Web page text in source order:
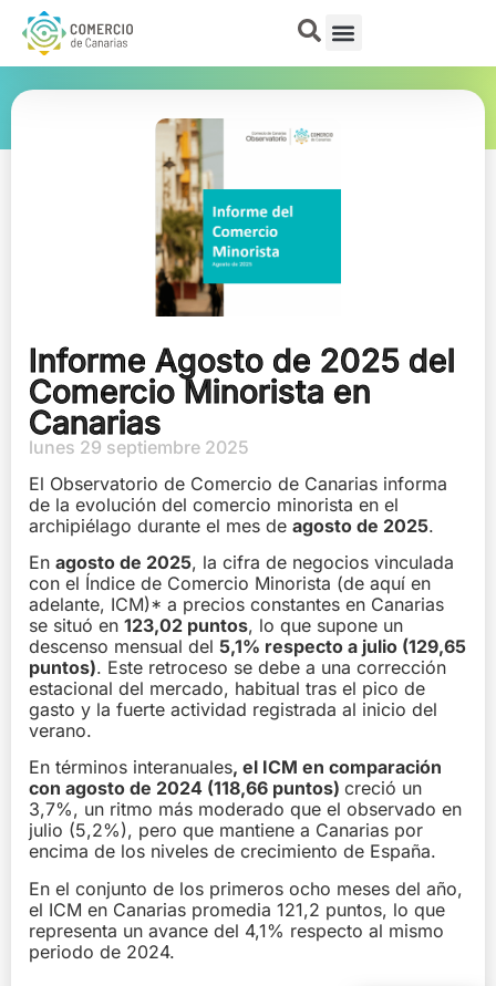
Informe Agosto de 2025 del
Comercio Minorista en
Canarias
lunes 29 septiembre 2025
El Observatorio de Comercio de Canarias informa
de la evolución del comercio minorista en el
archipiélago durante el mes de agosto de 2025.
En agosto de 2025, la cifra de negocios vinculada
con el Índice de Comercio Minorista (de aquí en
adelante, ICM)* a precios constantes en Canarias
se situó en 123,02 puntos, lo que supone un
descenso mensual del 5,1% respecto a julio (129,65
puntos). Este retroceso se debe a una corrección
estacional del mercado, habitual tras el pico de
gasto y la fuerte actividad registrada al inicio del
verano.
En términos interanuales, el ICM en comparación
con agosto de 2024 (118,66 puntos) creció un
3,7%, un ritmo más moderado que el observado en
julio (5,2%), pero que mantiene a Canarias por
encima de los niveles de crecimiento de España.
En el conjunto de los primeros ocho meses del año,
el ICM en Canarias promedia 121,2 puntos, lo que
representa un avance del 4,1% respecto al mismo
periodo de 2024.